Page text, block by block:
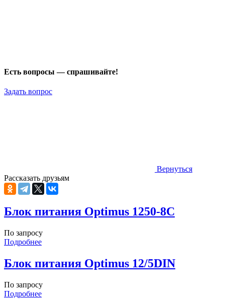
Есть вопросы — спрашивайте!
Задать вопрос
Вернуться
Рассказать друзьям
Блок питания Optimus 1250-8C
По запросу
Подробнее
Блок питания Optimus 12/5DIN
По запросу
Подробнее